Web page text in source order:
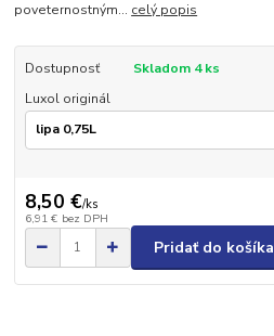
poveternostným... celý popis
Dostupnosť
Skladom 4 ks
Luxol originál
8,50 €/ks
6,91 € bez DPH
Pridať do košíka